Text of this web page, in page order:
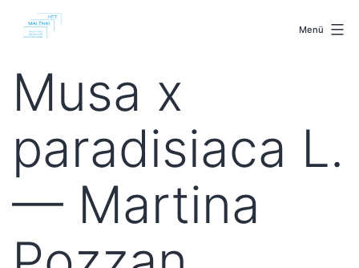
Inhalt
Menü
Musa x
paradisiaca L.
— Martina